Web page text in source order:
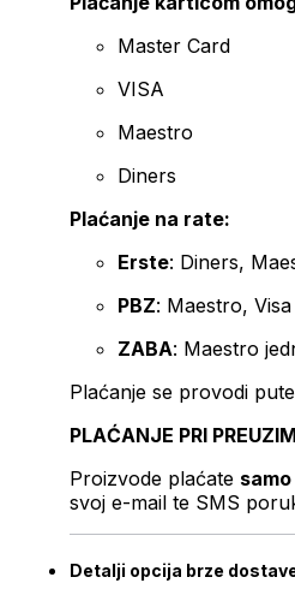
Master Card
VISA
Maestro
Diners
Plaćanje na rate:
Erste: Diners,
PBZ: Maestro,
ZABA: Maestro
Plaćanje se provodi
PLAĆANJE PRI
Proizvode plaćate
svoj e-mail te SMS
Detalji opcija brze